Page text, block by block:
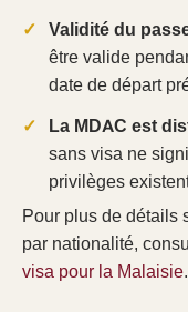
Validité du
être valide
date de départ
La MDAC est
sans visa ne
privilèges
Pour plus de détails
par nationalité,
visa pour la Malaisie.